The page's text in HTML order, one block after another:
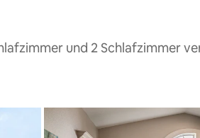
und 2 Schlafzimmer